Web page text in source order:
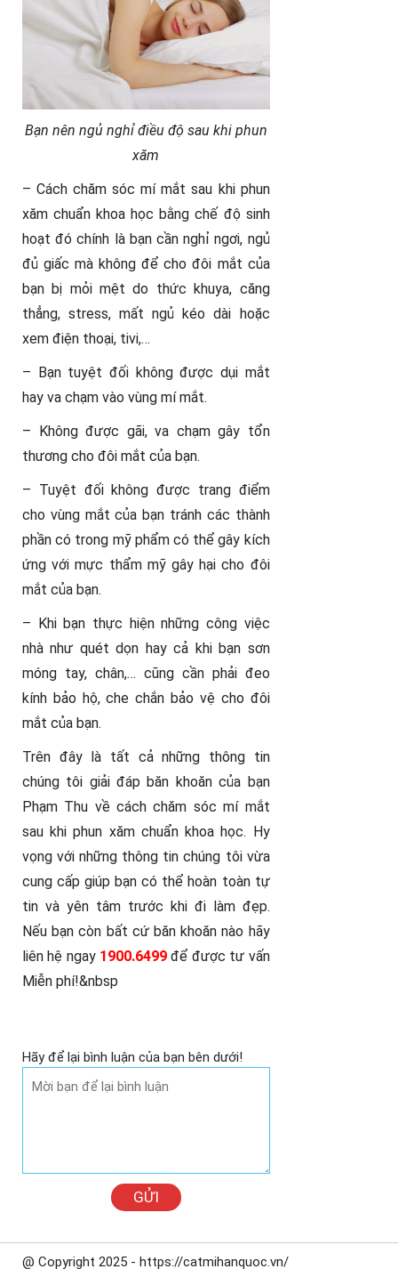
Bạn nên ngủ nghỉ điều độ sau khi phun
xăm
– Cách chăm sóc mí mắt sau khi phun
xăm chuẩn khoa học bằng chế độ sinh
hoạt đó chính là bạn cần nghỉ ngơi, ngủ
đủ giấc mà không để cho đôi mắt của
bạn bị mỏi mệt do thức khuya, căng
thẳng, stress, mất ngủ kéo dài hoặc
xem điện thoại, tivi,…
– Bạn tuyệt đối không được dụi mắt
hay va chạm vào vùng mí mắt.
– Không được gãi, va chạm gây tổn
thương cho đôi mắt của bạn.
– Tuyệt đối không được trang điểm
cho vùng mắt của bạn tránh các thành
phần có trong mỹ phẩm có thể gây kích
ứng với mực thẩm mỹ gây hại cho đôi
mắt của bạn.
– Khi bạn thực hiện những công việc
nhà như quét dọn hay cả khi bạn sơn
móng tay, chân,… cũng cần phải đeo
kính bảo hộ, che chắn bảo vệ cho đôi
mắt của bạn.
Trên đây là tất cả những thông tin
chúng tôi giải đáp băn khoăn của bạn
Phạm Thu về cách chăm sóc mí mắt
sau khi phun xăm chuẩn khoa học. Hy
vọng với những thông tin chúng tôi vừa
cung cấp giúp bạn có thể hoàn toàn tự
tin và yên tâm trước khi đi làm đẹp.
Nếu bạn còn bất cứ băn khoăn nào hãy
liên hệ ngay 1900.6499 để được tư vấn
Miễn phí!&nbsp
Hãy để lại bình luận của bạn bên dưới!
GỬI
@ Copyright 2025 - https://catmihanquoc.vn/